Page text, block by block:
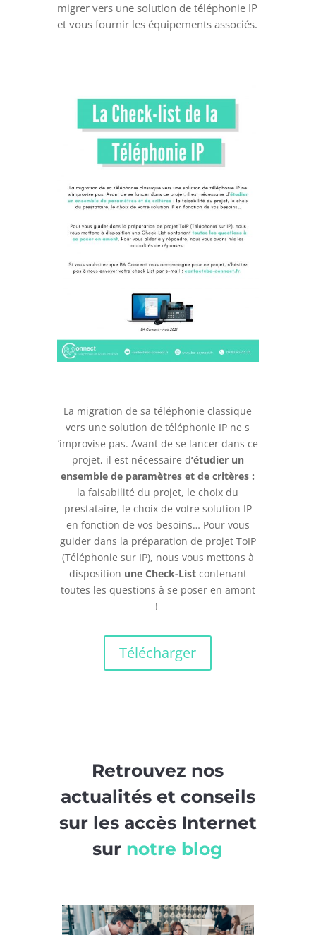
migrer vers une solution de téléphonie IP
et vous fournir les équipements associés.
La migration de sa téléphonie classique
vers une solution de téléphonie IP ne s
’improvise pas. Avant de se lancer dans ce
projet, il est nécessaire d’étudier un
ensemble de paramètres et de critères :
la faisabilité du projet, le choix du
prestataire, le choix de votre solution IP
en fonction de vos besoins… Pour vous
guider dans la préparation de projet ToIP
(Téléphonie sur IP), nous vous mettons à
disposition une Check-Listcontenant
toutes les questions à se poser en amont
!
Télécharger
Retrouvez nos
actualités et conseils
sur les accès Internet
sur notre blog